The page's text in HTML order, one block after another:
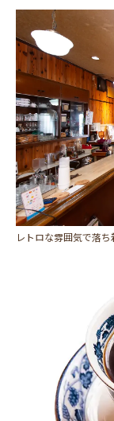
レトロな雰囲気で落